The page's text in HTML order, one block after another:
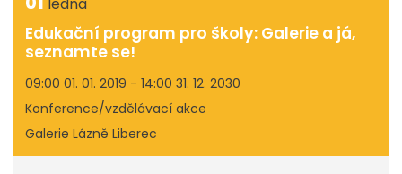
Edukační program pro školy: Galerie a já,
seznamte se!
09:00 01. 01. 2019 - 14:00 31. 12. 2030
Konference/vzdělávací akce
Galerie Lázně Liberec